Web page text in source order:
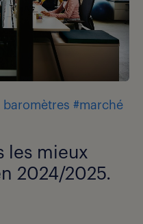
baromètres #marché
les mieux
2024/2025.